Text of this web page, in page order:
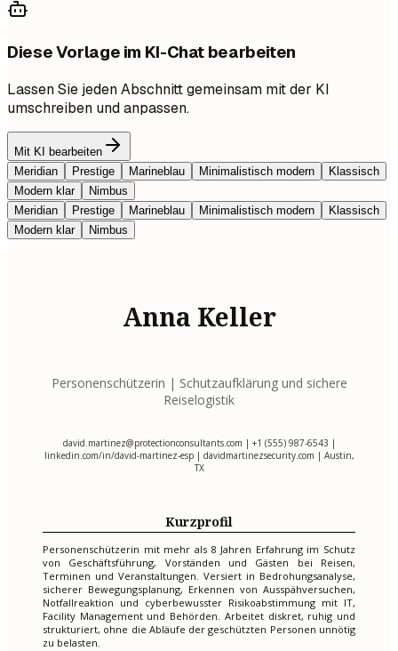
Diese Vorlage im KI-Chat bearbeiten
Lassen Sie jeden Abschnitt gemeinsam mit der KI
umschreiben und anpassen.
Mit KI bearbeiten
Meridian
Prestige Marineblau Minimalistisch modern
Klassisch
Modern klar
Nimbus
Meridian
Prestige Marineblau Minimalistisch modern
Klassisch
Modern klar
Nimbus
Anna Keller
Personenschützerin | Schutzaufklärung und sichere
Reiselogistik
david.martinez@protectionconsultants.com | +1 (555) 987-6543 |
linkedin.com/in/david-martinez-esp | davidmartinezsecurity.com | Austin,
TX
Kurzprofil
Personenschützerin mit mehr als 8 Jahren Erfahrung im Schutz
von Geschäftsführung, Vorständen und Gästen bei Reisen,
Terminen und Veranstaltungen. Versiert in Bedrohungsanalyse,
sicherer Bewegungsplanung, Erkennen von Ausspähversuchen,
Notfallreaktion und cyberbewusster Risikoabstimmung mit IT,
Facility Management und Behörden. Arbeitet diskret, ruhig und
strukturiert, ohne die Abläufe der geschützten Personen unnötig
zu belasten.